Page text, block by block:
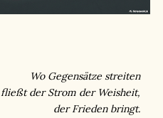
Wo Gegensätze streiten
fließt der Strom der Weisheit,
der Frieden bringt.